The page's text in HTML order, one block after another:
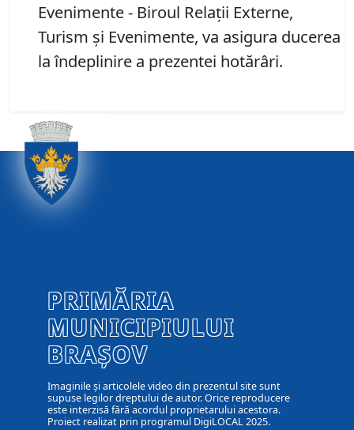
Evenimente - Biroul Relaţii Externe,
Turism şi Evenimente, va asigura ducerea
la îndeplinire a prezentei hotărâri.
PRIMĂRIA
MUNICIPIULUI
BRAȘOV
Imaginile și articolele video din prezentul site sunt
supuse legilor dreptului de autor. Orice reproducere
este interzisă fără acordul proprietarului acestora.
Proiect realizat prin programul DigiLOCAL 2025.